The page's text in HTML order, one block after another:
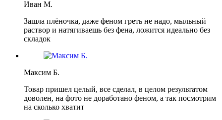
Иван М.
Зашла плёночка, даже феном греть не надо, мыльный
раствор и натягиваешь без фена, ложится идеально без
складок
Максим Б.
Товар пришел целый, все сделал, в целом результатом
доволен, на фото не доработано феном, а так посмотрим
на сколько хватит